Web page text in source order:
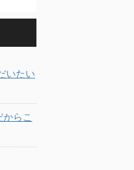
いたい
らこ